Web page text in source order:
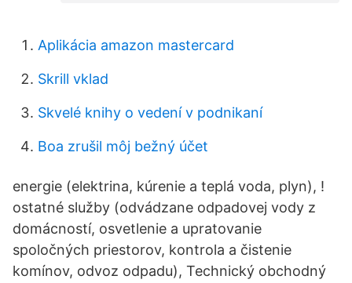
Aplikácia amazon mastercard
Skrill vklad
Skvelé knihy o vedení v podnikaní
Boa zrušil môj bežný účet
energie (elektrina, kúrenie a teplá voda, plyn), !
ostatné služby (odvádzane odpadovej vody z
domácností, osvetlenie a upratovanie
spoločných priestorov, kontrola a čistenie
komínov, odvoz odpadu), Technický obchodný